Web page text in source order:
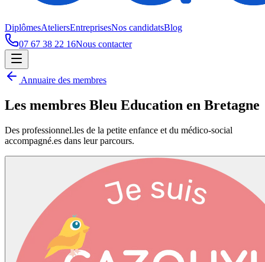
DiplômesAteliersEntreprisesNos candidatsBlog
07 67 38 22 16Nous contacter
Annuaire des membres
Les membres Bleu Education en Bretagne
Des professionnel.les de la petite enfance et du médico-social
accompagné.es dans leur parcours.